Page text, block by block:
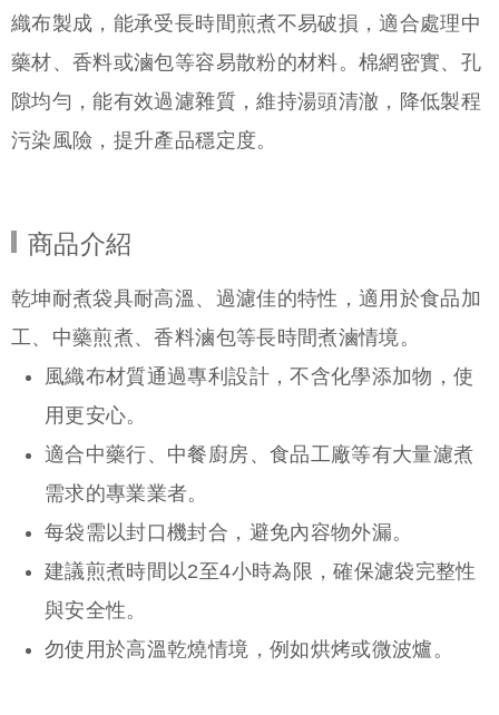
織布製成，能承受長時間煎煮不易破損，適合處理中
藥材、香料或滷包等容易散粉的材料。棉網密實、孔
隙均勻，能有效過濾雜質，維持湯頭清澈，降低製程
污染風險，提升產品穩定度。
商品介紹
乾坤耐煮袋具耐高溫、過濾佳的特性，適用於食品加
工、中藥煎煮、香料滷包等長時間煮滷情境。
風織布材質通過專利設計，不含化學添加物，使
用更安心。
適合中藥行、中餐廚房、食品工廠等有大量濾煮
需求的專業業者。
每袋需以封口機封合，避免內容物外漏。
建議煎煮時間以2至4小時為限，確保濾袋完整性
與安全性。
勿使用於高溫乾燒情境，例如烘烤或微波爐。